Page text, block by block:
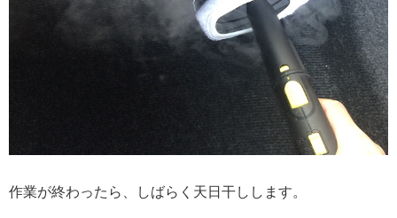
作業が終わったら、しばらく天日干しします。